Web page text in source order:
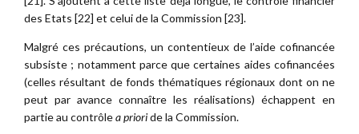
des Etats [22] et celui de la Commission [23].
Malgré ces précautions, un contentieux de l’aide cofinancée
subsiste ; notamment parce que certaines aides cofinancées
(celles résultant de fonds thématiques régionaux dont on ne
peut par avance connaître les réalisations) échappent en
partie au contrôlea prioride la Commission.